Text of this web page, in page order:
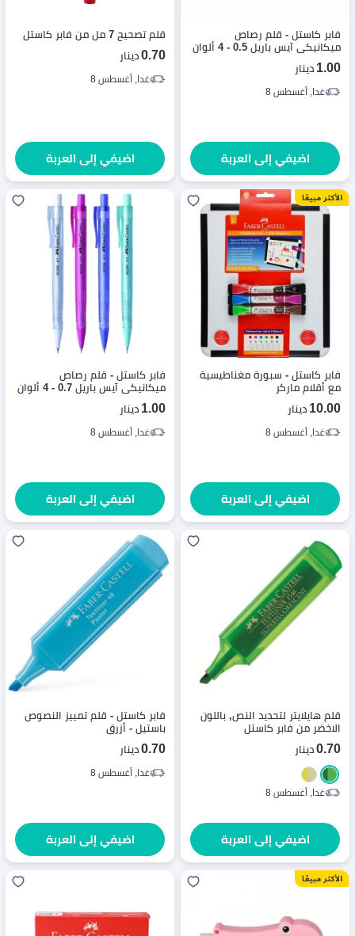
فابر كاستل - قلم رصاص
ميكانيكي آيس باريل 0.5 - 4 ألوان
- قطعة واحدة
1.00 دينار
غدا, أغسطس 8
اضيفي إلى العربة
قلم تصحيح 7 مل من فابر كاستل
0.70 دينار
غدا, أغسطس 8
اضيفي إلى العربة
فابر كاستل - سبورة مغناطيسية
مع أقلام ماركر
10.00 دينار
غدا, أغسطس 8
اضيفي إلى العربة
فابر كاستل - قلم رصاص
ميكانيكي آيس باريل 0.7 - 4 ألوان
- قطعة واحدة - لون عشوائي
1.00 دينار
غدا, أغسطس 8
اضيفي إلى العربة
قلم هايلايتر لتحديد النص, باللون
الاخضر من فابر كاستل
0.70 دينار
غدا, أغسطس 8
اضيفي إلى العربة
فابر كاستل - قلم تمييز النصوص
باستيل - أزرق
0.70 دينار
غدا, أغسطس 8
اضيفي إلى العربة